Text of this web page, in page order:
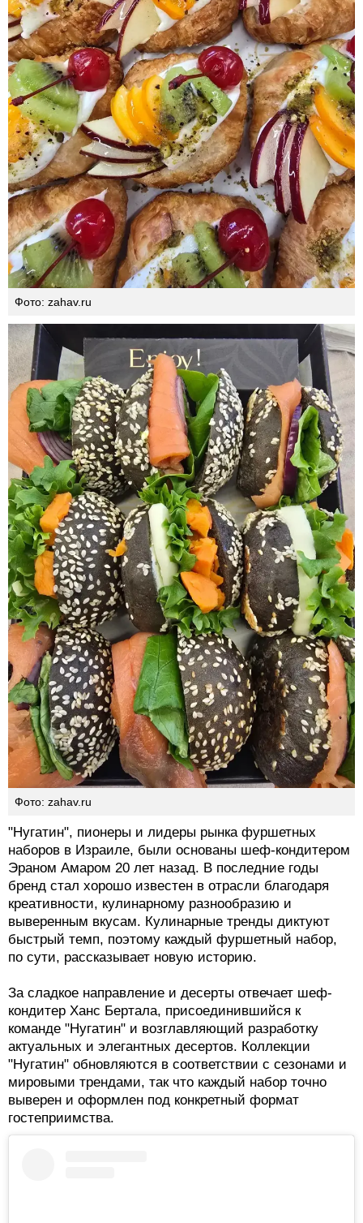
Фото: zahav.ru
Фото: zahav.ru
"Нугатин", пионеры и лидеры рынка фуршетных
наборов в Израиле, были основаны шеф-кондитером
Эраном Амаром 20 лет назад. В последние годы
бренд стал хорошо известен в отрасли благодаря
креативности, кулинарному разнообразию и
выверенным вкусам. Кулинарные тренды диктуют
быстрый темп, поэтому каждый фуршетный набор,
по сути, рассказывает новую историю.
За сладкое направление и десерты отвечает шеф-
кондитер Ханс Бертала, присоединившийся к
команде "Нугатин" и возглавляющий разработку
актуальных и элегантных десертов. Коллекции
"Нугатин" обновляются в соответствии с сезонами и
мировыми трендами, так что каждый набор точно
выверен и оформлен под конкретный формат
гостеприимства.